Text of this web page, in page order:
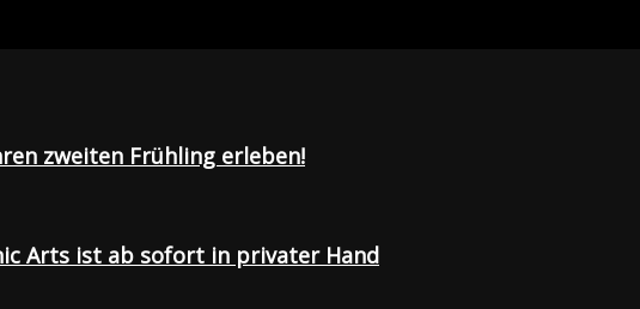
zweiten Frühling erleben!
Arts ist ab sofort in privater Hand